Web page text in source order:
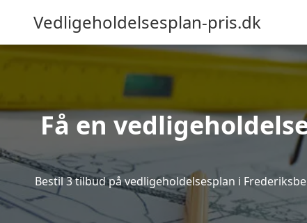
Vedligeholdelsesplan-pris.dk
Få en
Bestil 3 tilbud på vedligeholdelsesplan i